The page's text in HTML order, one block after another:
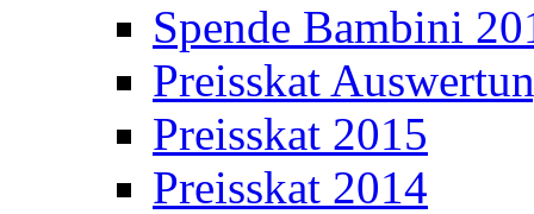
Spende Bambini
Preisskat
Preisskat 2015
Preisskat 2014